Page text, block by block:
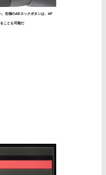
。右側のAEロックボタンは、AF
ことも可能だ